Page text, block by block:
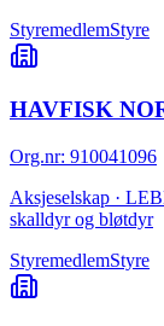
StyremedlemStyre
HAVFISK
Org.nr: 910041096
Aksjeselskap ·
skalldyr og bløtdyr
StyremedlemStyre